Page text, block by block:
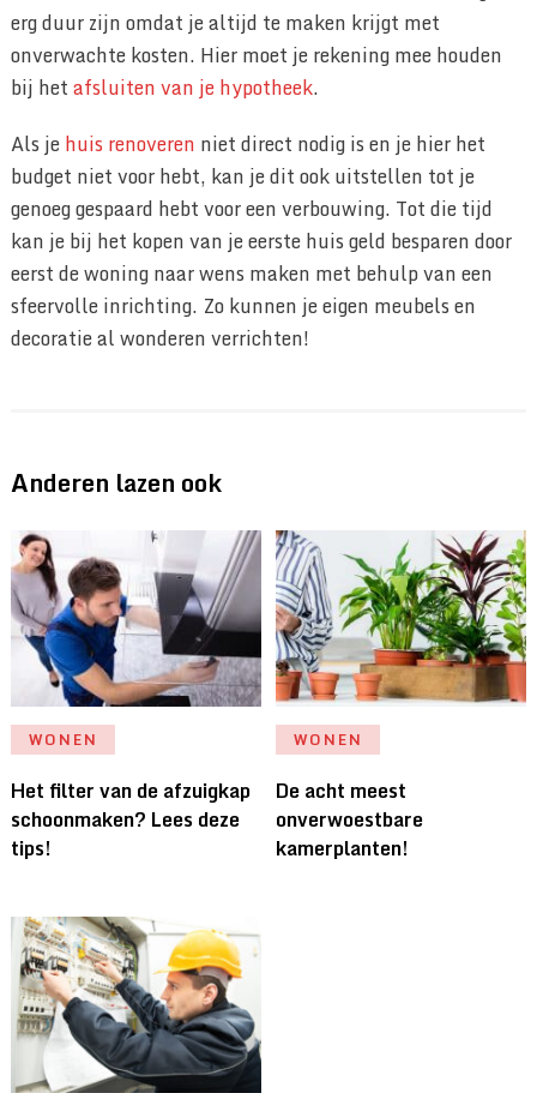
erg duur zijn omdat je altijd te maken krijgt met
onverwachte kosten. Hier moet je rekening mee houden
bij hetafsluiten van je hypotheek.
Als jehuis renoveren niet direct nodig is en je hier het
budget niet voor hebt, kan je dit ook uitstellen tot je
genoeg gespaard hebt voor een verbouwing. Tot die tijd
kan je bij het kopen van je eerste huis geld besparen door
eerst de woning naar wens maken met behulp van een
sfeervolle inrichting. Zo kunnen je eigen meubels en
decoratie al wonderen verrichten!
Anderen lazen ook
WONEN
Het filter van de afzuigkap
schoonmaken? Lees deze
tips!
WONEN
De acht meest
onverwoestbare
kamerplanten!